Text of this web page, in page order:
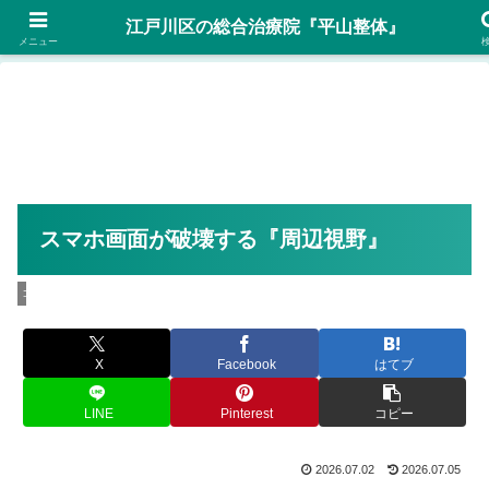
後ろ姿…自信がありますか？予約優先 Tel:070-5023-6270
スマホ画面が破壊する『周辺視野』
コラム
X Facebook はてブ
LINE Pinterest コピー
2026.07.02 2026.07.05
メニュー
江戸川区の総合治療院『平山整体』